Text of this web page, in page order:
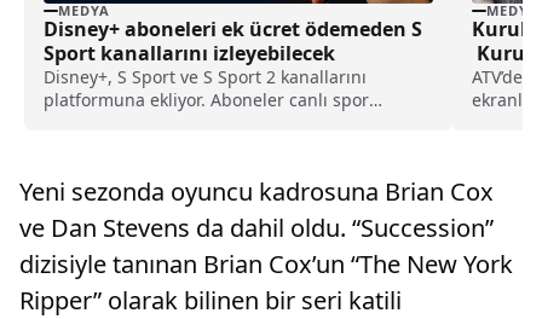
MEDYA
Disney+ aboneleri ek ücret ödemeden S
Sport kanallarını izleyebilecek
Disney+, S Sport ve S Sport 2 kanallarını
platformuna ekliyor. Aboneler canlı spor
MEDYA
ATV’de
Yeni sezonda oyuncu kadrosuna Brian Cox
ve Dan Stevens da dahil oldu. “Succession”
dizisiyle tanınan Brian Cox’un “The New York
Ripper” olarak bilinen bir seri katili